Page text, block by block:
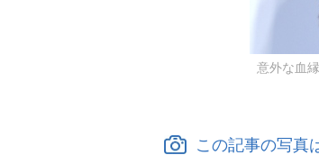
意外な血
この記事の写真